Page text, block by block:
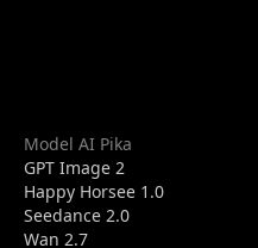
Model AI Pika
GPT Image 2
Happy Horsee 1.0
Seedance 2.0
Wan 2.7